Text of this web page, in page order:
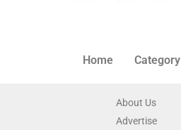
Home Category
About Us
Advertise